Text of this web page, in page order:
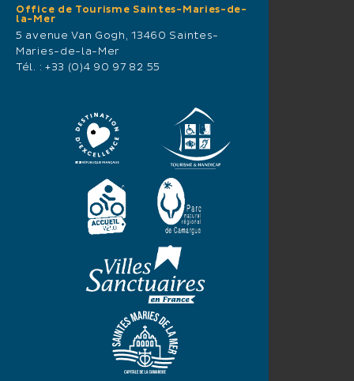
Office de Tourisme Saintes-Maries-de-
la-Mer
5 avenue Van Gogh, 13460 Saintes-
Maries-de-la-Mer
Tél. : +33 (0)4 90 97 82 55